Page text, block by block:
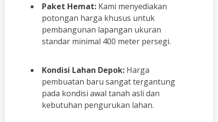
Paket Hemat:Kami menyediakan
potongan harga khusus untuk
pembangunan lapangan ukuran
standar minimal 400 meter persegi.
Kondisi Lahan Depok:Harga
pembuatan baru sangat tergantung
pada kondisi awal tanah asli dan
kebutuhan pengurukan lahan.